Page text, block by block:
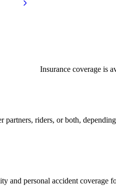
Insurance coverage is
riders, or both,
and personal accident coverage